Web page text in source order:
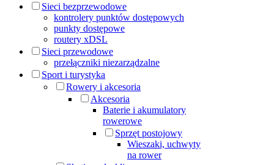
Sieci bezprzewodowe
kontrolery punktów dostępowych
punkty dostępowe
routery xDSL
Sieci przewodowe
przełączniki niezarządzalne
Sport i turystyka
Rowery i akcesoria
Akcesoria
Baterie i akumulatory
rowerowe
Sprzęt postojowy
Wieszaki, uchwyty
na rower